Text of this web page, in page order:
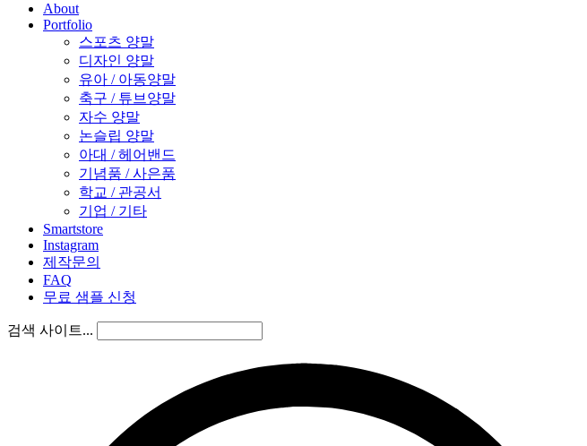
About
Portfolio
스포츠 양말
디자인 양말
유아 / 아동양말
축구 / 튜브양말
자수 양말
논슬립 양말
아대 / 헤어밴드
기념품 / 사은품
학교 / 관공서
기업 / 기타
Smartstore
Instagram
제작문의
FAQ
무료 샘플 신청
검색 사이트...